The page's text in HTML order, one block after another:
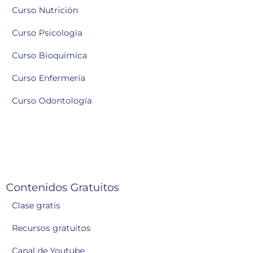
Curso Nutrición
Curso Psicología
Curso Bioquímica
Curso Enfermería
Curso Odontología
Contenidos Gratuitos
Clase gratis
Recursos gratuitos